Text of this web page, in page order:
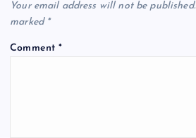
Your email address will not be published.
marked *
Comment*